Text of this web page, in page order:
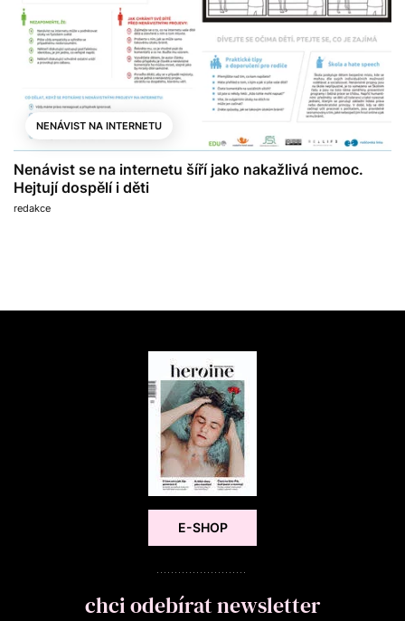
NENÁVIST NA INTERNETU
Nenávist se na internetu šíří jako nakažlivá nemoc.
Hejtují dospělí i děti
redakce
E-SHOP
chci odebírat newsletter